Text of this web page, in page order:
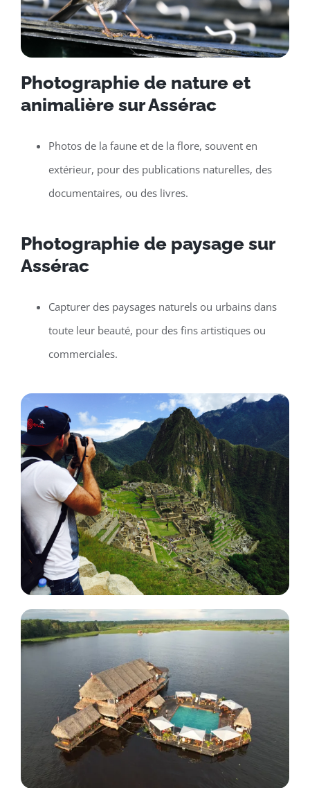
Photographie de nature et
animalière sur Assérac
Photos de la faune et de la flore, souvent en
extérieur, pour des publications naturelles, des
documentaires, ou des livres.
Photographie de paysage sur
Assérac
Capturer des paysages naturels ou urbains dans
toute leur beauté, pour des fins artistiques ou
commerciales.